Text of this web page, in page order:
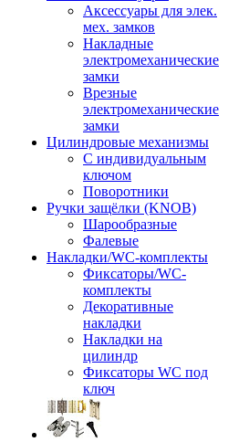
Аксессуары для элек.
мех. замков
Накладные
электромеханические
замки
Врезные
электромеханические
замки
Цилиндровые механизмы
С индивидуальным
ключом
Поворотники
Ручки защёлки (KNOB)
Шарообразные
Фалевые
Накладки/WC-комплекты
Фиксаторы/WC-
комплекты
Декоративные
накладки
Накладки на
цилиндр
Фиксаторы WC под
ключ